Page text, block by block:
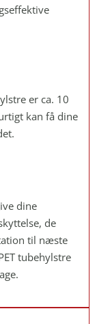
er ca. 10
kan få dine
dine
de
til næste
tubehylstre